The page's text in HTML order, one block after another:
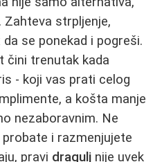
strpljenje,
se ponekad i pogreši.
čini trenutak kada
- koji vas prati celog
a košta manje
nezaboravnim. Ne
i razmenjujete
pravi dragulj nije uvek